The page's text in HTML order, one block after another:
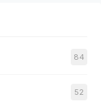
84
52